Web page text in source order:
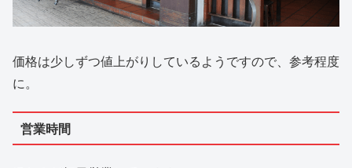
価格は少しずつ値上がりしているようですので、参考程度
に。
営業時間